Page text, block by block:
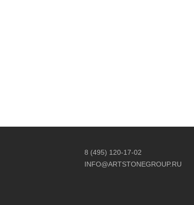
8 (495) 120-17-02
INFO@ARTSTONEGROUP.RU